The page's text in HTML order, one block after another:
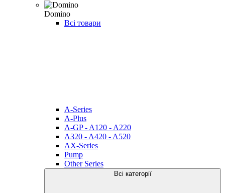
Domino
Всі товари
A-Series
A-Plus
A-GP - A120 - A220
A320 - A420 - A520
AX-Series
Pump
Other Series
Всі категорії